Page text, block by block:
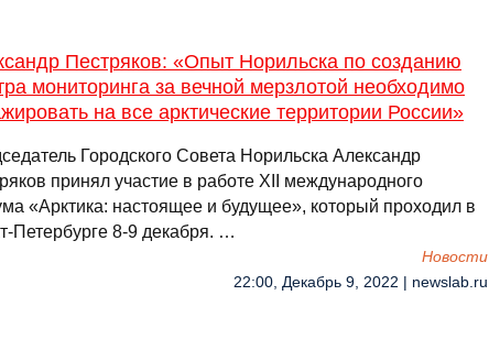
Пестряков: «Опыт Норильска по созданию
мониторинга за вечной мерзлотой необходимо
на все арктические территории России»
Городского Совета Норильска Александр
принял участие в работе XII международного
«Арктика: настоящее и будущее», который проходил в
Петербурге 8-9 декабря. …
Новости
22:00, Декабрь 9, 2022 | newslab.ru